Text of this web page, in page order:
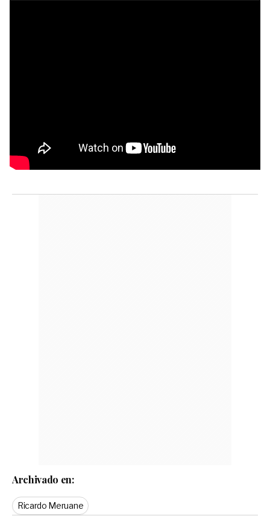
Archivado en:
Ricardo Meruane